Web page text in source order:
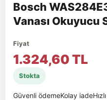
Bosch
Vanası Okuyucu
Fiyat
1.324,60 TL
Stokta
Güvenli ödemeKolay iade